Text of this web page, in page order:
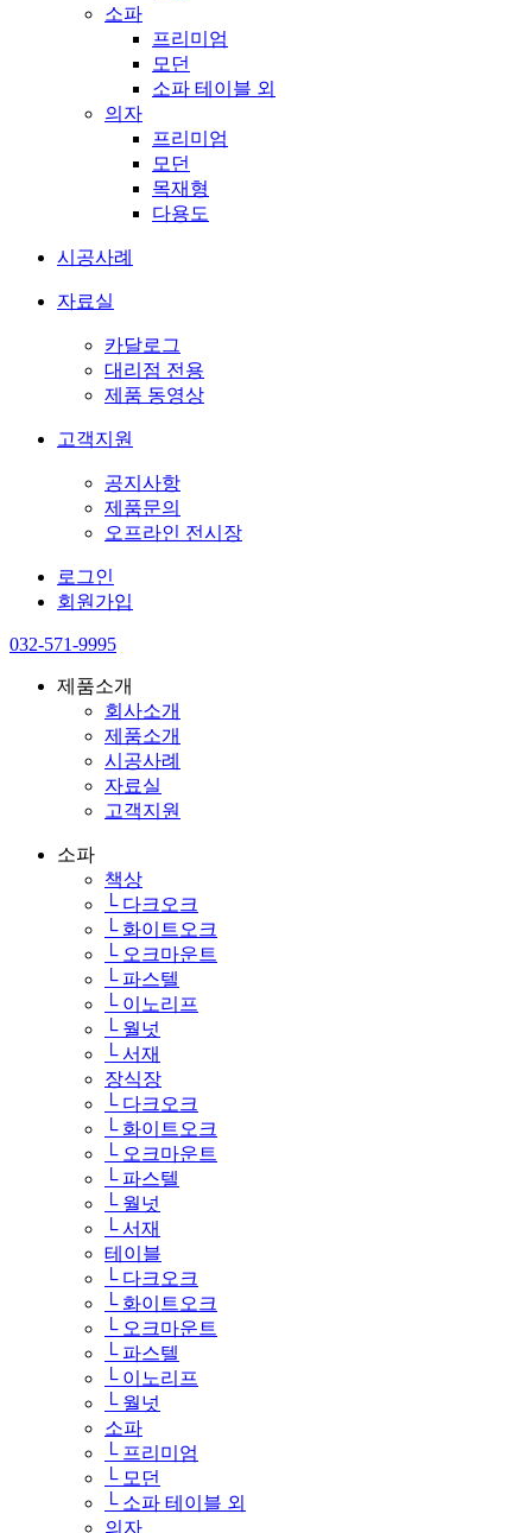
소파
프리미엄
모던
소파 테이블 외
의자
프리미엄
모던
목재형
다용도
시공사례
자료실
카달로그
대리점 전용
제품 동영상
고객지원
공지사항
제품문의
오프라인 전시장
로그인
회원가입
032-571-9995
제품소개
회사소개
제품소개
시공사례
자료실
고객지원
소파
책상
└ 다크오크
└ 화이트오크
└ 오크마운트
└ 파스텔
└ 이노리프
└ 월넛
└ 서재
장식장
└ 다크오크
└ 화이트오크
└ 오크마운트
└ 파스텔
└ 월넛
└ 서재
테이블
└ 다크오크
└ 화이트오크
└ 오크마운트
└ 파스텔
└ 이노리프
└ 월넛
소파
└ 프리미엄
└ 모던
└ 소파 테이블 외
의자